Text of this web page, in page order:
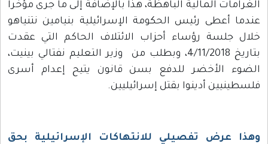
المالية الباهظة، هذا بالإضافة إلى ما جرى مؤخرا
أعطى رئيس الحكومة الإسرائيلية بنيامين نتنياهو
جلسة رؤساء أحزاب الائتلاف الحاكم التي عقدت
بتاريخ 4/11/2018، وبطلب من وزير التعليم نفتالي بينيت،
الأخضر للدفع بسن قانون يتيح إعدام أسرى
أدينوا بقتل إسرائيليين.
عرض تفصيلي للانتهاكات الإسرائيلية بحق